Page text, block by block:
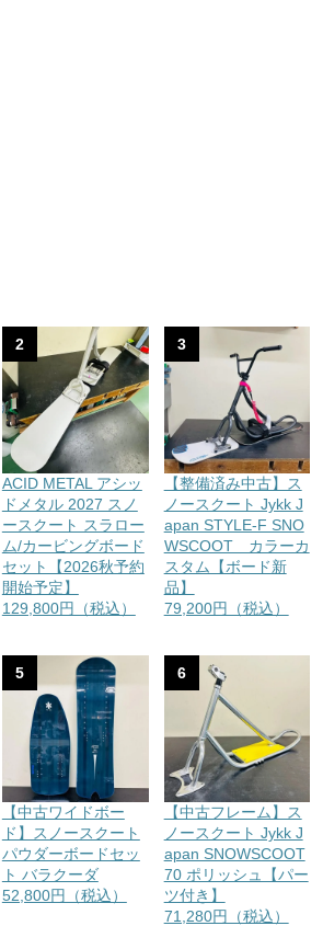
2
ACID METAL アシッ
ドメタル 2027 スノ
ースクート スラロー
ム/カービングボード
セット【2026秋予約
開始予定】
129,800円（税込）
3
【整備済み中古】ス
ノースクート Jykk J
apan STYLE-F SNO
WSCOOT カラーカ
スタム【ボード新
品】
79,200円（税込）
5
【中古ワイドボー
ド】スノースクート
パウダーボードセッ
ト バラクーダ
52,800円（税込）
6
【中古フレーム】ス
ノースクート Jykk J
apan SNOWSCOOT
70 ポリッシュ【パー
ツ付き】
71,280円（税込）